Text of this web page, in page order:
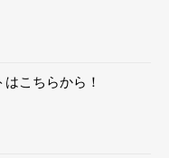
こちらから！